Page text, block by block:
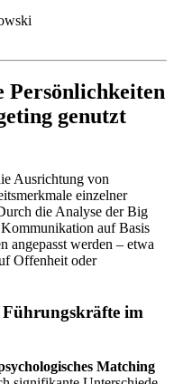
Persönlichkeiten
genutzt
Ausrichtung von
einzelner
die Analyse der Big
auf Basis
angepasst werden – etwa
Offenheit oder
im
Matching